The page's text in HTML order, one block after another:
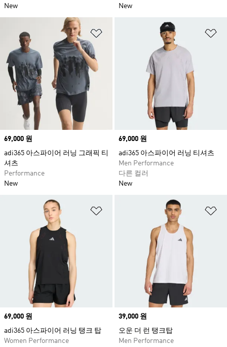
New
New
위시리스트 담기
Price
69,000 원
adi365 아스파이어 러닝 그래픽 티
셔츠
Performance
New
Price
69,000 원
adi365 아스파이어 러닝 티셔츠
Men Performance
다른 컬러
New
Price
69,000 원
adi365 아스파이어 러닝 탱크 탑
Women Performance
Price
39,000 원
오운 더 런 탱크탑
Men Performance